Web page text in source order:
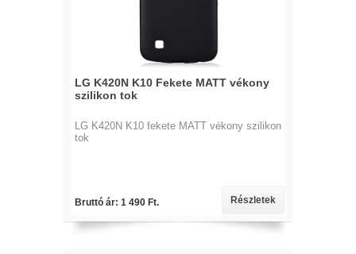
LG K420N K10 Fekete MATT vékony
szilikon tok
LG K420N K10 fekete MATT vékony szilikon
tok
Bruttó ár: 1 490 Ft. Részletek